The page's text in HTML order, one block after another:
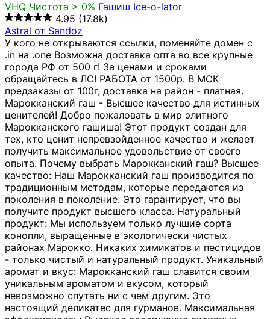
VHQ Чистота > 0% Гашиш Ice-o-lator
4.95 (17.8k)
Astral от Sandoz
У кого не открываются ссылки, поменяйте домен с
.in на .one Возможна доставка опта во все крупные
города РФ от 500 г! За ценами и сроками
обращайтесь в ЛС! РАБОТА от 1500р. В МСК
предзаказы от 100г, доставка на район - платная.
Марокканский гаш - Высшее качество для истинных
ценителей! Добро пожаловать в мир элитного
Марокканского гашиша! Этот продукт создан для
тех, кто ценит непревзойденное качество и желает
получить максимальное удовольствие от своего
опыта. Почему выбрать Марокканский гаш? Высшее
качество: Наш Марокканский гаш производится по
традиционным методам, которые передаются из
поколения в поколение. Это гарантирует, что вы
получите продукт высшего класса. Натуральный
продукт: Мы используем только лучшие сорта
конопли, выращенные в экологически чистых
районах Марокко. Никаких химикатов и пестицидов
- только чистый и натуральный продукт. Уникальный
аромат и вкус: Марокканский гаш славится своим
уникальным ароматом и вкусом, который
невозможно спутать ни с чем другим. Это
настоящий деликатес для гурманов. Максимальная